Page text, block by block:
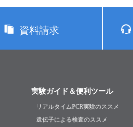
資料請求
実験ガイド＆便利ツール
リアルタイムPCR実験のススメ
遺伝子による検査のススメ